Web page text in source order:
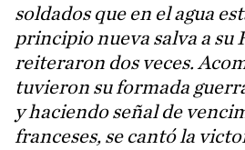
soldados que en el agua
principio nueva salva a su
reiteraron dos veces.
tuvieron su formada
y haciendo señal de
franceses, se cantó la